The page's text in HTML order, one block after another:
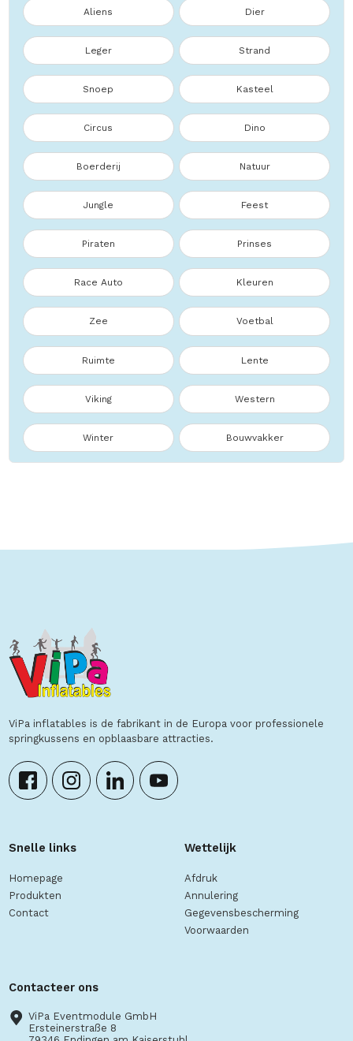
Aliens Dier
Leger Strand
Snoep Kasteel
Circus Dino
Boerderij Natuur
Jungle Feest
Piraten Prinses
Race Auto Kleuren
Zee Voetbal
Ruimte Lente
Viking Western
Winter Bouwvakker
ViPa inflatables is de fabrikant in de Europa voor professionele
springkussens en opblaasbare attracties.
Snelle links
Homepage
Produkten
Contact
Wettelijk
Afdruk
Annulering
Gegevensbescherming
Voorwaarden
Contacteer ons
ViPa Eventmodule GmbH
Ersteinerstraße 8